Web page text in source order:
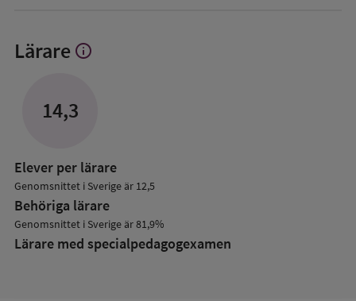
Lärare Visa
info
14,3
Elever per lärare
Genomsnittet i Sverige är 12,5
Behöriga lärare
Genomsnittet i Sverige är 81,9%
Lärare med specialpedagog­examen